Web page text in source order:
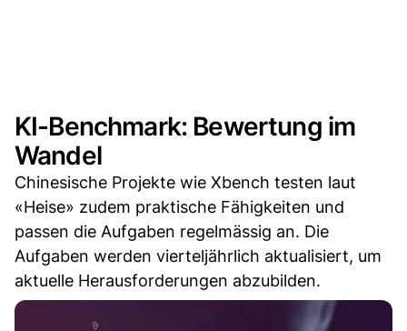
KI-Benchmark: Bewertung im
Wandel
Chinesische Projekte wie Xbench testen laut
«Heise» zudem praktische Fähigkeiten und
passen die Aufgaben regelmässig an. Die
Aufgaben werden vierteljährlich aktualisiert, um
aktuelle Herausforderungen abzubilden.